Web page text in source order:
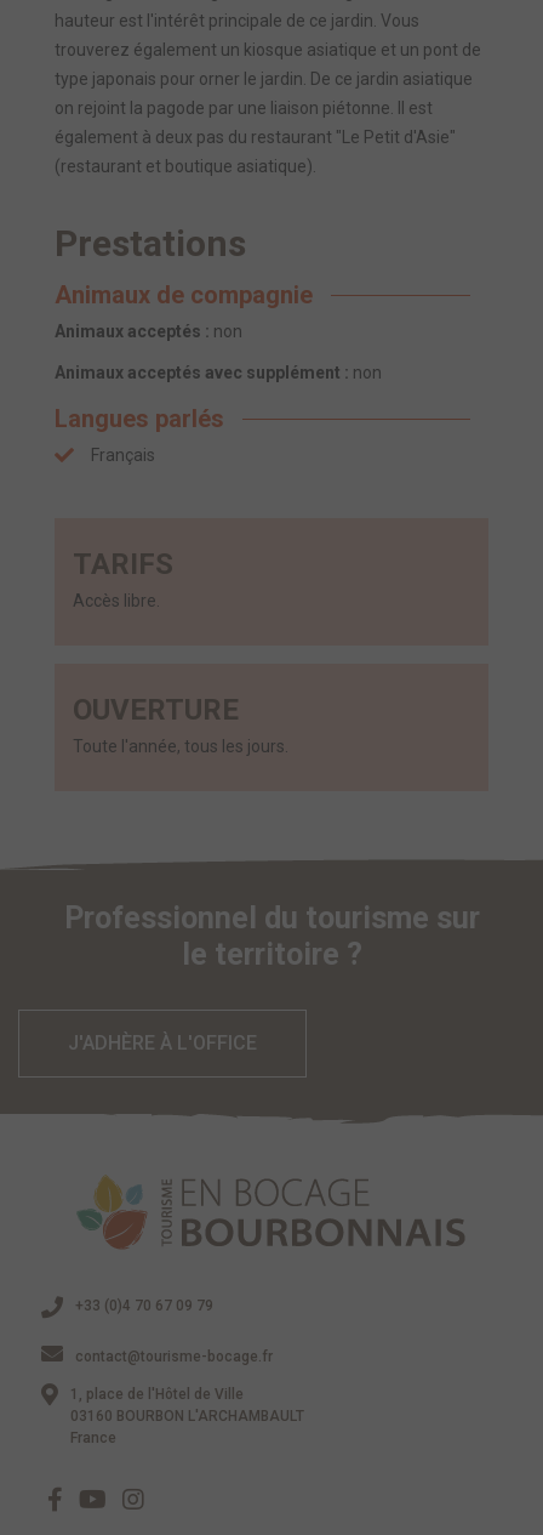
hauteur est l'intérêt principale de ce jardin. Vous
trouverez également un kiosque asiatique et un pont de
type japonais pour orner le jardin. De ce jardin asiatique
on rejoint la pagode par une liaison piétonne. Il est
également à deux pas du restaurant "Le Petit d'Asie"
(restaurant et boutique asiatique).
Prestations
Animaux de compagnie
Animaux acceptés : non
Animaux acceptés avec supplément : non
Langues parlés
Français
TARIFS
Accès libre.
OUVERTURE
Toute l'année, tous les jours.
Professionnel du tourisme sur
le territoire ?
J'ADHÈRE À L'OFFICE
+33 (0)4 70 67 09 79
contact@tourisme-bocage.fr
1, place de l'Hôtel de Ville
03160 BOURBON L'ARCHAMBAULT
France